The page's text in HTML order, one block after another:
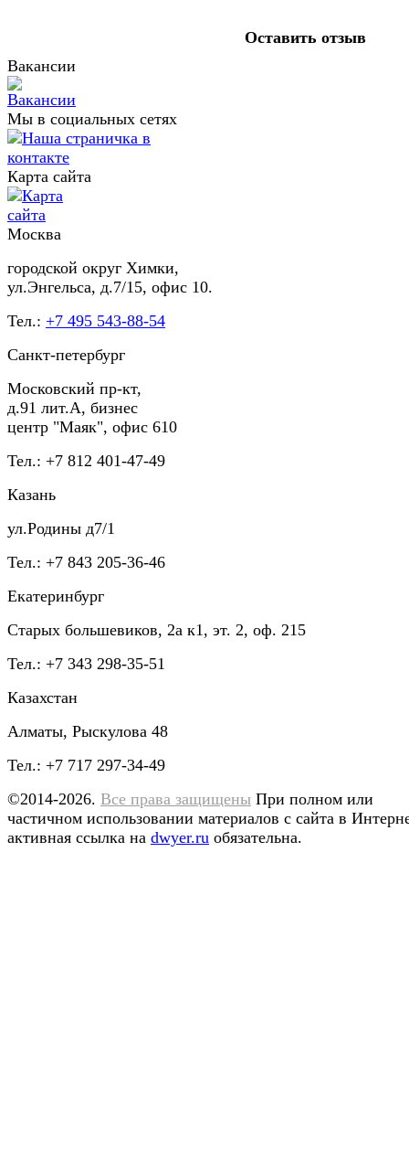
Оставить отзыв
Вакансии
Мы в социальных сетях
Карта сайта
Москва
городской округ Химки,
ул.Энгельса, д.7/15, офис 10.
Тел.: +7 495 543-88-54
Санкт-петербург
Московский пр-кт,
д.91 лит.А, бизнес
центр "Маяк", офис 610
Тел.: +7 812 401-47-49
Казань
ул.Родины д7/1
Тел.: +7 843 205-36-46
Екатеринбург
Старых большевиков, 2а к1, эт. 2, оф. 215
Тел.: +7 343 298-35-51
Казахстан
Алматы, Рыскулова 48
Тел.: +7 717 297-34-49
©2014-2026. Все права защищены При полном или
частичном использовании материалов с сайта в
активная ссылка на dwyer.ru обязательна.